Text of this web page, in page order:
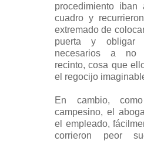
procedimiento iban
cuadro y
extremado de
puerta y
necesarios a no
recinto, cosa que
el regocijo
En cambio,
campesino, el
el empleado,
corrieron peor